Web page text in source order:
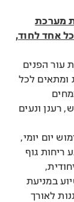
מערכת
אחד לחוד,
עור הפנים
ומתאים לכל
רענן ונעים
יום יומי,
ריחות גוף
במניעת
לאורך